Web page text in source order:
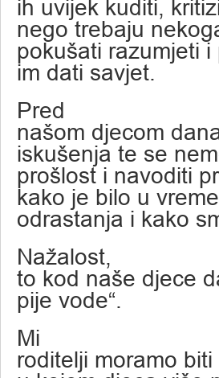
ih uvijek kuditi,
nego trebaju
pokušati razumjeti i
im dati savjet.
Pred
našom djecom
iskušenja te se
prošlost i navoditi
kako je bilo u
odrastanja i kako
Nažalost,
to kod naše djece
pije vode“.
Mi
roditelji moramo